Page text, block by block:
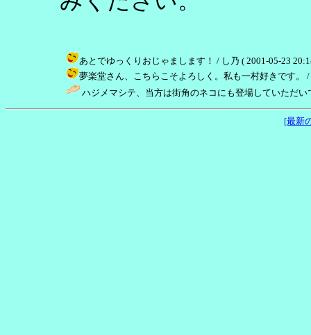
あとでゆっくりおじゃまします！ / し乃 ( 2001-05-23
夢楽堂さん、こちらこそよろしく。私も一村好きです。 /
ハジメマシテ、当方は街角のネコにも登場していただ
[最新